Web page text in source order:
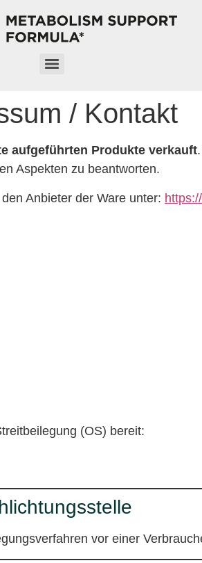
/ Kontakt
aufgeführten Produkte verkauft
Aspekten zu beantworten.
Anbieter der Ware unter:
(OS) bereit:
vor einer